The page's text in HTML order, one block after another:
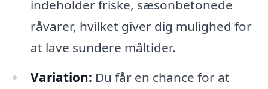
indeholder friske, sæsonbetonede
råvarer, hvilket giver dig mulighed for
at lave sundere måltider.
Variation: Du får en chance for at